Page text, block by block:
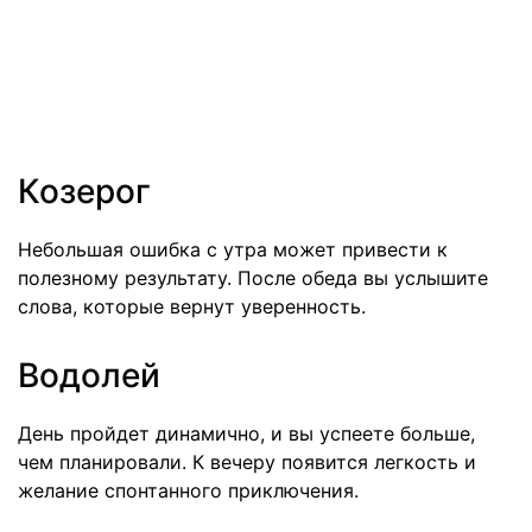
Козерог
Небольшая ошибка с утра может привести к
полезному результату. После обеда вы услышите
слова, которые вернут уверенность.
Водолей
День пройдет динамично, и вы успеете больше,
чем планировали. К вечеру появится легкость и
желание спонтанного приключения.